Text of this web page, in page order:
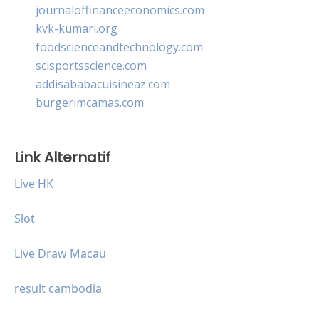
journaloffinanceeconomics.com
kvk-kumari.org
foodscienceandtechnology.com
scisportsscience.com
addisababacuisineaz.com
burgerimcamas.com
Link Alternatif
Live HK
Slot
Live Draw Macau
result cambodia